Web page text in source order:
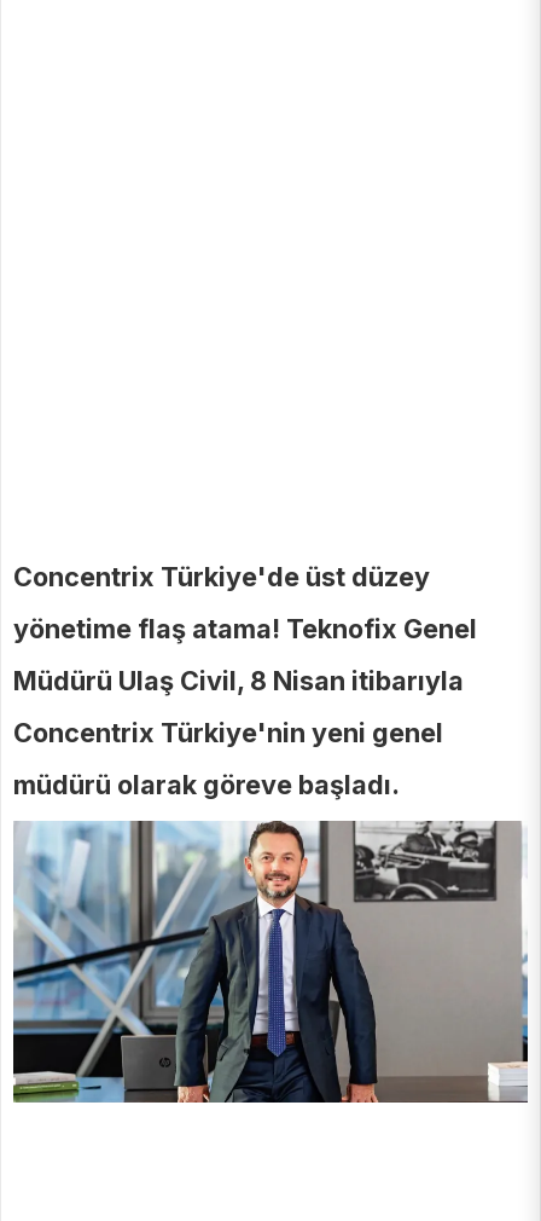
Concentrix Türkiye'de üst düzey
yönetime flaş atama! Teknofix Genel
Müdürü Ulaş Civil, 8 Nisan itibarıyla
Concentrix Türkiye'nin yeni genel
müdürü olarak göreve başladı.